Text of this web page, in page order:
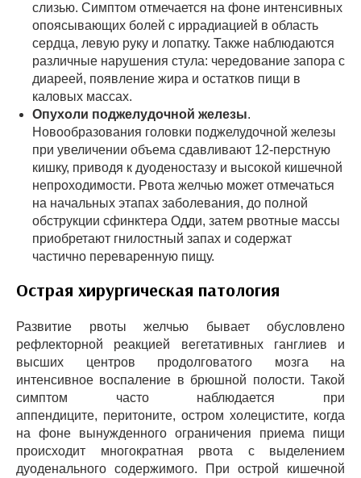
слизью. Симптом отмечается на фоне интенсивных
опоясывающих болей с иррадиацией в область
сердца, левую руку и лопатку. Также наблюдаются
различные нарушения стула: чередование запора с
диареей, появление жира и остатков пищи в
каловых массах.
Опухоли поджелудочной железы.
Новообразования головки поджелудочной железы
при увеличении объема сдавливают 12-перстную
кишку, приводя к дуоденостазу и высокой кишечной
непроходимости. Рвота желчью может отмечаться
на начальных этапах заболевания, до полной
обструкции сфинктера Одди, затем рвотные массы
приобретают гнилостный запах и содержат
частично переваренную пищу.
Острая хирургическая патология
Развитие рвоты желчью бывает обусловлено
рефлекторной реакцией вегетативных ганглиев и
высших центров продолговатого мозга на
интенсивное воспаление в брюшной полости. Такой
симптом часто наблюдается при
аппендиците, перитоните, остром холецистите, когда
на фоне вынужденного ограничения приема пищи
происходит многократная рвота с выделением
дуоденального содержимого. При острой кишечной